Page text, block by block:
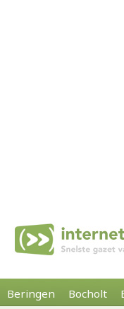
Beringen Bocholt